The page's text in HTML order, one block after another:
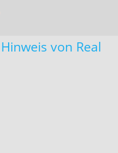
von Real